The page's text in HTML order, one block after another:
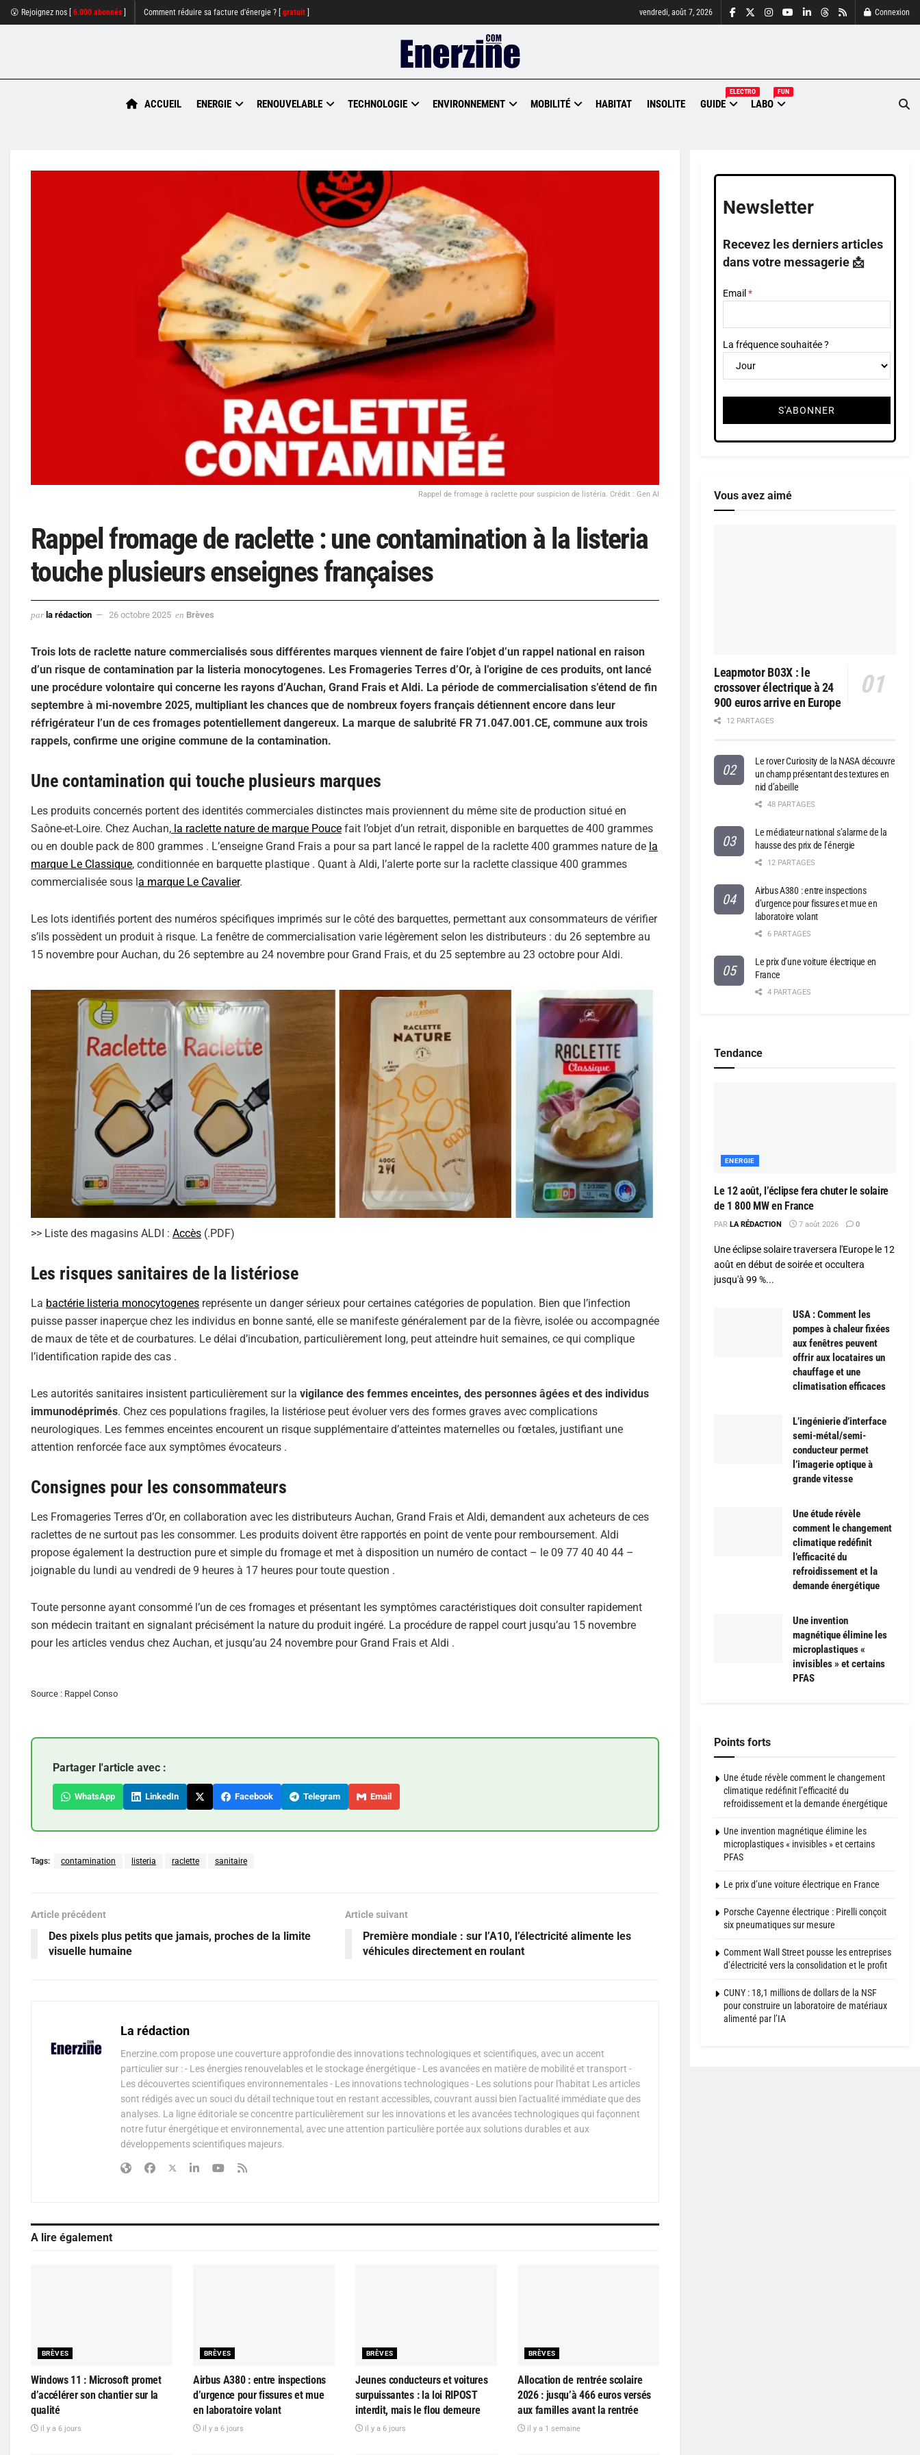
😮 Rejoignez nos [ 6.000 abonnés Comment réduire sa facture d'énergie ? [ gratuit vendredi, août 7, 2026 Connexion
ACCUEIL ENERGIE RENOUVELABLE TECHNOLOGIE ENVIRONNEMENT MOBILITÉ HABITAT INSOLITE GUIDE
ELECTRO
LABO
FUN
Rappel de fromage à raclette pour suspicion de listéria. Crédit : Gen AI
Rappel fromage de raclette : une contamination à la listeria
touche plusieurs enseignes françaises
par la rédaction 26 octobre 2025 en Brèves
Trois lots de raclette nature commercialisés sous différentes marques viennent de faire l’objet d’un rappel national en raison
d’un risque de contamination par la listeria monocytogenes. Les Fromageries Terres d’Or, à l’origine de ces produits, ont lancé
une procédure volontaire qui concerne les rayons d’Auchan, Grand Frais et Aldi. La période de commercialisation s’étend de fin
septembre à mi-novembre 2025, multipliant les chances que de nombreux foyers français détiennent encore dans leur
réfrigérateur l’un de ces fromages potentiellement dangereux. La marque de salubrité FR 71.047.001.CE, commune aux trois
rappels, confirme une origine commune de la contamination.
Une contamination qui touche plusieurs marques
Les produits concernés portent des identités commerciales distinctes mais proviennent du même site de production situé en
Saône-et-Loire. Chez Auchan, la raclette nature de marque Pouce fait l’objet d’un retrait, disponible en barquettes de 400 grammes
ou en double pack de 800 grammes . L’enseigne Grand Frais a pour sa part lancé le rappel de la raclette 400 grammes nature de la
marque Le Classique, conditionnée en barquette plastique . Quant à Aldi, l’alerte porte sur la raclette classique 400 grammes
commercialisée sous la marque Le Cavalier.
Les lots identifiés portent des numéros spécifiques imprimés sur le côté des barquettes, permettant aux consommateurs de vérifier
s’ils possèdent un produit à risque. La fenêtre de commercialisation varie légèrement selon les distributeurs : du 26 septembre au
15 novembre pour Auchan, du 26 septembre au 24 novembre pour Grand Frais, et du 25 septembre au 23 octobre pour Aldi.
>> Liste des magasins ALDI : Accès (.PDF)
Les risques sanitaires de la listériose
La bactérie listeria monocytogenes représente un danger sérieux pour certaines catégories de population. Bien que l’infection
puisse passer inaperçue chez les individus en bonne santé, elle se manifeste généralement par de la fièvre, isolée ou accompagnée
de maux de tête et de courbatures. Le délai d’incubation, particulièrement long, peut atteindre huit semaines, ce qui complique
l’identification rapide des cas .
Les autorités sanitaires insistent particulièrement sur la vigilance des femmes enceintes, des personnes âgées et des individus
immunodéprimés. Chez ces populations fragiles, la listériose peut évoluer vers des formes graves avec complications
neurologiques. Les femmes enceintes encourent un risque supplémentaire d’atteintes maternelles ou fœtales, justifiant une
attention renforcée face aux symptômes évocateurs .
Consignes pour les consommateurs
Les Fromageries Terres d’Or, en collaboration avec les distributeurs Auchan, Grand Frais et Aldi, demandent aux acheteurs de ces
raclettes de ne surtout pas les consommer. Les produits doivent être rapportés en point de vente pour remboursement. Aldi
propose également la destruction pure et simple du fromage et met à disposition un numéro de contact – le 09 77 40 40 44 –
joignable du lundi au vendredi de 9 heures à 17 heures pour toute question .
Toute personne ayant consommé l’un de ces fromages et présentant les symptômes caractéristiques doit consulter rapidement
son médecin traitant en signalant précisément la nature du produit ingéré. La procédure de rappel court jusqu’au 15 novembre
pour les articles vendus chez Auchan, et jusqu’au 24 novembre pour Grand Frais et Aldi .
Source : Rappel Conso
Partager l'article avec :
WhatsApp LinkedIn Facebook Telegram Email
Tags: contamination listeria raclette sanitaire
Article précédent
Des pixels plus petits que jamais, proches de la limite
visuelle humaine
Article suivant
Première mondiale : sur l’A10, l’électricité alimente les
véhicules directement en roulant
La rédaction
Enerzine.com propose une couverture approfondie des innovations technologiques et scientifiques, avec un accent
particulier sur : - Les énergies renouvelables et le stockage énergétique - Les avancées en matière de mobilité et transport -
Les découvertes scientifiques environnementales - Les innovations technologiques - Les solutions pour l'habitat Les articles
sont rédigés avec un souci du détail technique tout en restant accessibles, couvrant aussi bien l'actualité immédiate que des
analyses. La ligne éditoriale se concentre particulièrement sur les innovations et les avancées technologiques qui façonnent
notre futur énergétique et environnemental, avec une attention particulière portée aux solutions durables et aux
développements scientifiques majeurs.
A lire également
BRÈVES
Windows 11 : Microsoft promet
d’accélérer son chantier sur la
qualité
il y a 6 jours
BRÈVES
Airbus A380 : entre inspections
d’urgence pour fissures et mue
en laboratoire volant
il y a 6 jours
BRÈVES
Jeunes conducteurs et voitures
surpuissantes : la loi RIPOST
interdit, mais le flou demeure
il y a 6 jours
BRÈVES
Allocation de rentrée scolaire
2026 : jusqu’à 466 euros versés
aux familles avant la rentrée
il y a 1 semaine
Newsletter
Recevez les derniers articles
dans votre messagerie 📩
Email
La fréquence souhaitée ?
Vous avez aimé
Leapmotor B03X : le
crossover électrique à 24
900 euros arrive en Europe
12 PARTAGES
Le rover Curiosity de la NASA découvre
un champ présentant des textures en
nid d’abeille
48 PARTAGES
Le médiateur national s’alarme de la
hausse des prix de l’énergie
12 PARTAGES
Airbus A380 : entre inspections
d’urgence pour fissures et mue en
laboratoire volant
6 PARTAGES
Le prix d’une voiture électrique en
France
4 PARTAGES
Tendance
ENERGIE
Le 12 août, l’éclipse fera chuter le solaire
de 1 800 MW en France
PAR LA RÉDACTION 7 août 2026 0
Une éclipse solaire traversera l'Europe le 12
août en début de soirée et occultera
jusqu'à 99 %...
USA : Comment les
pompes à chaleur fixées
aux fenêtres peuvent
offrir aux locataires un
chauffage et une
climatisation efficaces
L’ingénierie d’interface
semi-métal/semi-
conducteur permet
l’imagerie optique à
grande vitesse
Une étude révèle
comment le changement
climatique redéfinit
l’efficacité du
refroidissement et la
demande énergétique
Une invention
magnétique élimine les
microplastiques «
invisibles » et certains
PFAS
Points forts
Une étude révèle comment le changement
climatique redéfinit l’efficacité du
refroidissement et la demande énergétique
Une invention magnétique élimine les
microplastiques « invisibles » et certains
PFAS
Le prix d’une voiture électrique en France
Porsche Cayenne électrique : Pirelli conçoit
six pneumatiques sur mesure
Comment Wall Street pousse les entreprises
d’électricité vers la consolidation et le profit
CUNY : 18,1 millions de dollars de la NSF
pour construire un laboratoire de matériaux
alimenté par l’IA